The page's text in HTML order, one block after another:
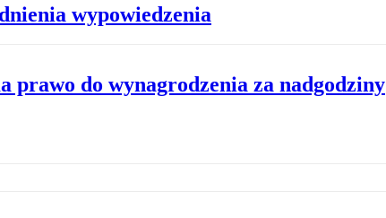
wypowiedzenia
prawo do wynagrodzenia za nadgodziny